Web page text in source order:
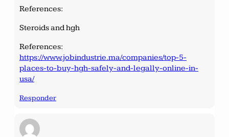
References:
Steroids and hgh
References:
https://www.jobindustrie.ma/companies/top-5-
places-to-buy-hgh-safely-and-legally-online-in-
usa/
Responder